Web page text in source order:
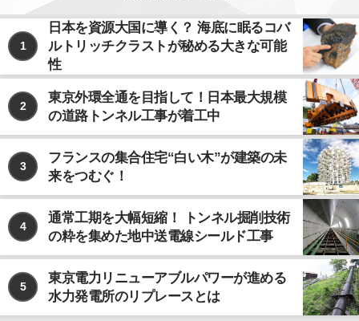
1
日本を資源大国に導く？ 海底に眠るコバ
ルトリッチクラストが秘める大きな可能
性
2
東京外環全通を目指して！日本最大規模
の道路トンネル工事が着工中
3
フランスの集合住宅“白い木”が建築の未
来をつむぐ！
4
通常工期を大幅短縮！ トンネル掘削技術
の粋を集めた地中送電線シールド工事
5
東京電力リニューアブルパワーが進める
水力発電所のリプレースとは